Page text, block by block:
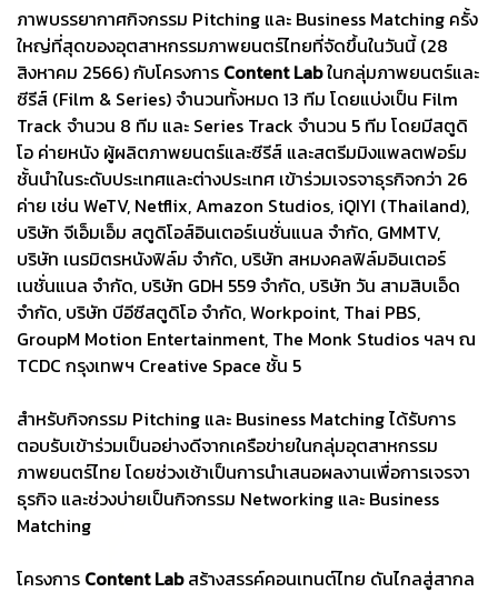
ภาพบรรยากาศกิจกรรม Pitching และ Business Matching ครั้ง
ใหญ่ที่สุดของอุตสาหกรรมภาพยนตร์ไทยที่จัดขึ้นในวันนี้ (28
สิงหาคม 2566) กับโครงการ Content Labในกลุ่มภาพยนตร์และ
ซีรีส์ (Film & Series) จำนวนทั้งหมด 13 ทีม โดยแบ่งเป็น Film
Track จำนวน 8 ทีม และ Series Track จำนวน 5 ทีม โดยมีสตูดิ
โอ ค่ายหนัง ผู้ผลิตภาพยนตร์และซีรีส์ และสตรีมมิงแพลตฟอร์ม
ชั้นนำในระดับประเทศและต่างประเทศ เข้าร่วมเจรจาธุรกิจกว่า 26
ค่าย เช่น WeTV, Netflix, Amazon Studios, iQIYI (Thailand),
บริษัท จีเอ็มเอ็ม สตูดิโอส์อินเตอร์เนชั่นแนล จํากัด, GMMTV,
บริษัท เนรมิตรหนังฟิล์ม จํากัด, บริษัท สหมงคลฟิล์มอินเตอร์
เนชั่นแนล จํากัด, บริษัท GDH 559 จํากัด, บริษัท วัน สามสิบเอ็ด
จํากัด, บริษัท บีอีซีสตูดิโอ จํากัด, Workpoint, Thai PBS,
GroupM Motion Entertainment, The Monk Studios ฯลฯ ณ
TCDC กรุงเทพฯ Creative Space ชั้น 5
สำหรับกิจกรรม Pitching และ Business Matching ได้รับการ
ตอบรับเข้าร่วมเป็นอย่างดีจากเครือข่ายในกลุ่มอุตสาหกรรม
ภาพยนตร์ไทย โดยช่วงเช้าเป็นการนำเสนอผลงานเพื่อการเจรจา
ธุรกิจ และช่วงบ่ายเป็นกิจกรรม Networking และ Business
Matching
โครงการ Content Labสร้างสรรค์คอนเทนต์ไทย ดันไกลสู่สากล